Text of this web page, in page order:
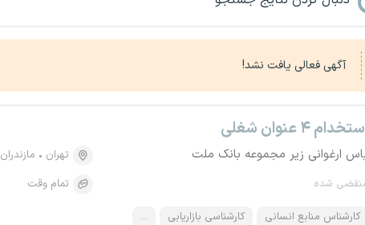
آگهی فعالی یافت نشد!
۴ عنوان شغلی
ارغوانی زیر مجموعه بانک ملت
شده
تهران مازندران
تمام وقت
کارشناس منابع انسانی کارشناسی بازاریابی ...